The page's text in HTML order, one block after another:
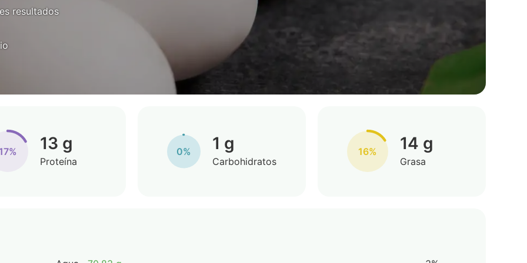
resultados
13 g
Proteína
0% 1 g
Carbohidratos
16% 14 g
Grasa